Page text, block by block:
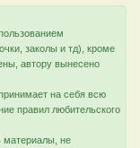
заколы и тд), кроме
автору вынесено
на себя всю
правил любительского
материалы, не